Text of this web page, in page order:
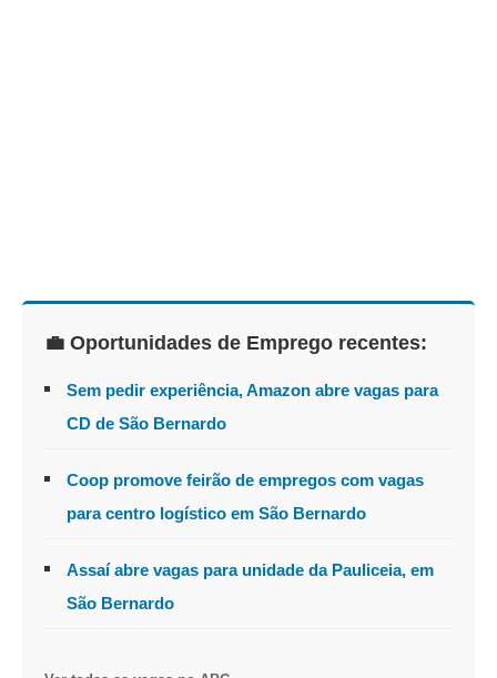
💼 Oportunidades de Emprego recentes:
Sem pedir experiência, Amazon abre vagas para
CD de São Bernardo
Coop promove feirão de empregos com vagas
para centro logístico em São Bernardo
Assaí abre vagas para unidade da Pauliceia, em
São Bernardo